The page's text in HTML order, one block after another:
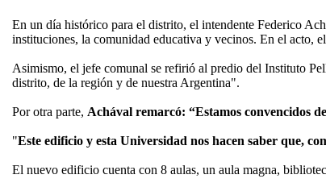
En un día histórico para el distrito, el intendente Federico
instituciones, la comunidad educativa y vecinos. En el acto,
Asimismo, el jefe comunal se refirió al predio del Instituto
distrito, de la región y de nuestra Argentina".
Por otra parte, Achával remarcó: “Estamos convencidos
"Este edificio y esta Universidad nos hacen saber que,
El nuevo edificio cuenta con 8 aulas, un aula magna,